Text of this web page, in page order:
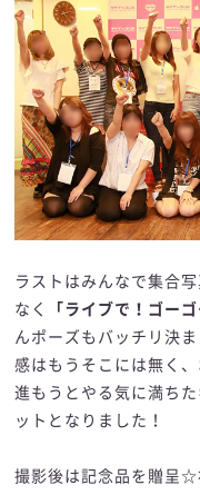
ラストはみんなで集合
なく
「ライブで！ゴーゴ
んポーズもバッチリ決
感はもうそこには無く
進もうとやる気に満ち
ットとなりました！
撮影後は記念品を贈呈☆